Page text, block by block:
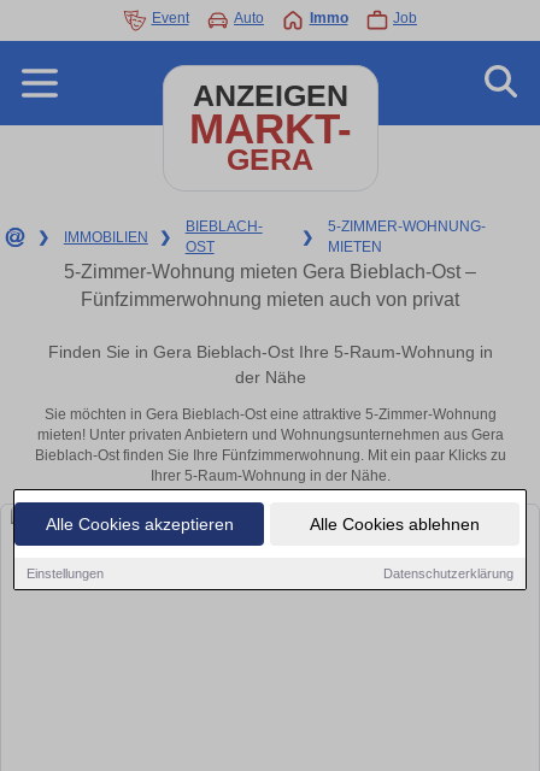
Alle Cookies akzeptieren Alle Cookies ablehnen
Einstellungen Datenschutzerklärung
Event Auto Immo Job
ANZEIGEN
MARKT-
GERA
❯ IMMOBILIEN ❯
BIEBLACH-
OST
❯
5-ZIMMER-WOHNUNG-
MIETEN
5-Zimmer-Wohnung mieten Gera Bieblach-Ost –
Fünfzimmerwohnung mieten auch von privat
Finden Sie in Gera Bieblach-Ost Ihre 5-Raum-Wohnung in
der Nähe
Sie möchten in Gera Bieblach-Ost eine attraktive 5-Zimmer-Wohnung
mieten! Unter privaten Anbietern und Wohnungsunternehmen aus Gera
Bieblach-Ost finden Sie Ihre Fünfzimmerwohnung. Mit ein paar Klicks zu
Ihrer 5-Raum-Wohnung in der Nähe.